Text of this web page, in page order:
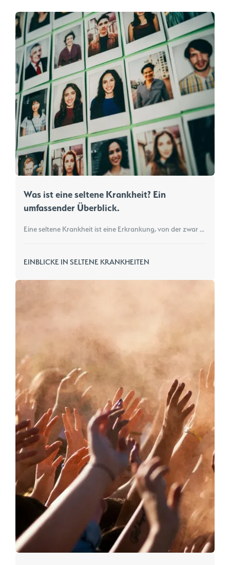
Was ist eine seltene Krankheit? Ein
umfassender Überblick.
Eine seltene Krankheit ist eine Erkrankung, von der zwar nur ein kleiner Prozentsatz der Bevölkerung betroffen ist, die jedoch insgesamt Hunderte Millionen Menschen weltweit betrifft. Seltene Krankheiten sind oft genetisch bedingt und lassen sich nur schwer diagnostizieren und behandeln, was für Patienten und Gesundheitssysteme erhebliche Herausforderungen mit sich bringt. Erfahren Sie mehr über ihre weltweiten Auswirkungen, die Herausforderungen bei der Diagnose und die Entwicklung von Behandlungsmethoden.
EINBLICKE IN SELTENE KRANKHEITEN